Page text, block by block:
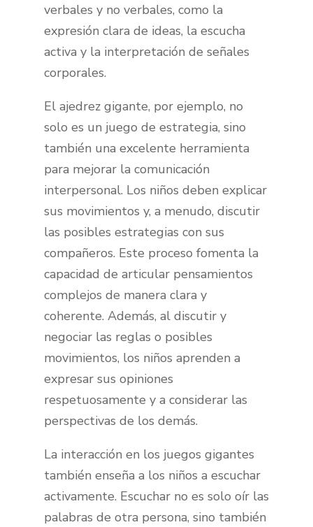
verbales y no verbales, como la
expresión clara de ideas, la escucha
activa y la interpretación de señales
corporales.
El ajedrez gigante, por ejemplo, no
solo es un juego de estrategia, sino
también una excelente herramienta
para mejorar la comunicación
interpersonal. Los niños deben explicar
sus movimientos y, a menudo, discutir
las posibles estrategias con sus
compañeros. Este proceso fomenta la
capacidad de articular pensamientos
complejos de manera clara y
coherente. Además, al discutir y
negociar las reglas o posibles
movimientos, los niños aprenden a
expresar sus opiniones
respetuosamente y a considerar las
perspectivas de los demás.
La interacción en los juegos gigantes
también enseña a los niños a escuchar
activamente. Escuchar no es solo oír las
palabras de otra persona, sino también